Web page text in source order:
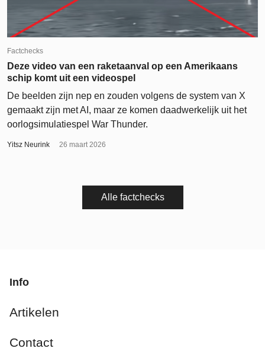
Factchecks
Deze video van een raketaanval op een Amerikaans
schip komt uit een videospel
De beelden zijn nep en zouden volgens de system van X
gemaakt zijn met AI, maar ze komen daadwerkelijk uit het
oorlogsimulatiespel War Thunder.
Yitsz Neurink 26 maart 2026
Alle factchecks
Info
Artikelen
Contact